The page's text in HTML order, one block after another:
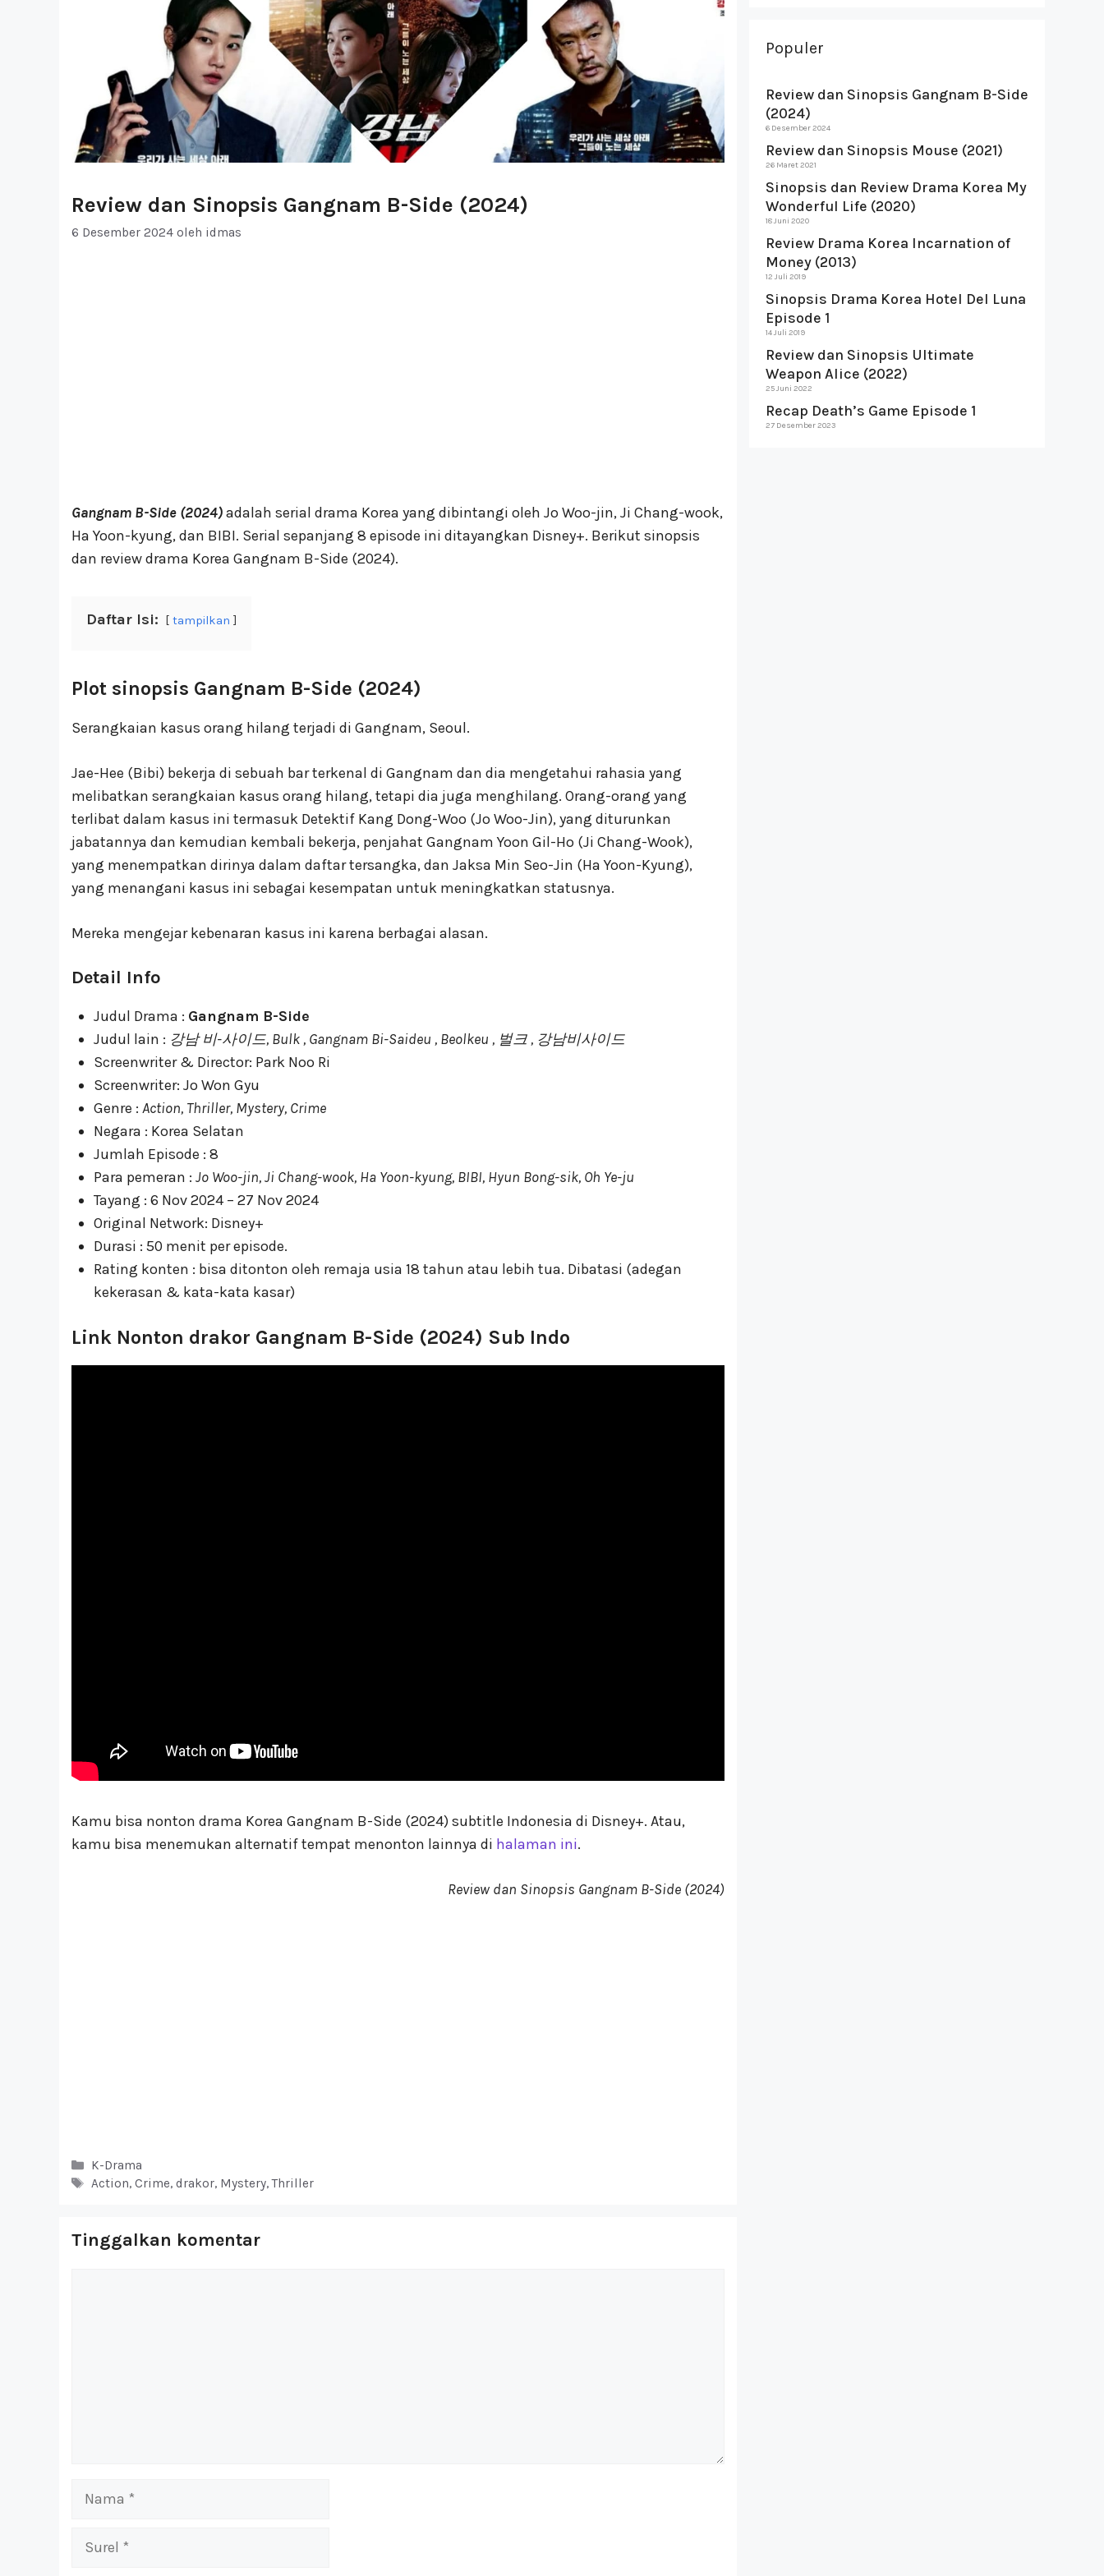
Review dan Sinopsis Gangnam B-Side (2024)
6 Desember 2024 oleh idmas
Gangnam B-Side (2024)adalah serial drama Korea yang dibintangi oleh Jo Woo-jin, Ji Chang-wook,
Ha Yoon-kyung, dan BIBI. Serial sepanjang 8 episode ini ditayangkan Disney+. Berikut sinopsis
dan review drama Korea Gangnam B-Side (2024).
Daftar Isi: tampilkan
Plot sinopsis Gangnam B-Side (2024)
Serangkaian kasus orang hilang terjadi di Gangnam, Seoul.
Jae-Hee (Bibi) bekerja di sebuah bar terkenal di Gangnam dan dia mengetahui rahasia yang
melibatkan serangkaian kasus orang hilang, tetapi dia juga menghilang. Orang-orang yang
terlibat dalam kasus ini termasuk Detektif Kang Dong-Woo (Jo Woo-Jin), yang diturunkan
jabatannya dan kemudian kembali bekerja, penjahat Gangnam Yoon Gil-Ho (Ji Chang-Wook),
yang menempatkan dirinya dalam daftar tersangka, dan Jaksa Min Seo-Jin (Ha Yoon-Kyung),
yang menangani kasus ini sebagai kesempatan untuk meningkatkan statusnya.
Mereka mengejar kebenaran kasus ini karena berbagai alasan.
Detail Info
Judul Drama : Gangnam B-Side
Judul lain : 강남 비-사이드, Bulk , Gangnam Bi-Saideu , Beolkeu , 벌크 , 강남비사이드
Screenwriter & Director: Park Noo Ri
Screenwriter: Jo Won Gyu
Genre : Action, Thriller, Mystery, Crime
Negara : Korea Selatan
Jumlah Episode : 8
Para pemeran : Jo Woo-jin, Ji Chang-wook, Ha Yoon-kyung, BIBI, Hyun Bong-sik, Oh Ye-ju
Tayang : 6 Nov 2024 – 27 Nov 2024
Original Network: Disney+
Durasi : 50 menit per episode.
Rating konten : bisa ditonton oleh remaja usia 18 tahun atau lebih tua. Dibatasi (adegan
kekerasan & kata-kata kasar)
Link Nonton drakor Gangnam B-Side (2024) Sub Indo
Kamu bisa nonton drama Korea Gangnam B-Side (2024) subtitle Indonesia di Disney+. Atau,
kamu bisa menemukan alternatif tempat menonton lainnya di halaman ini.
Review dan Sinopsis Gangnam B-Side (2024)
Kategori
K-Drama
Tag
Action,Crime,drakor, Mystery,Thriller
Tinggalkan komentar
Nama
Surel
Populer
Review dan Sinopsis Gangnam B-Side
(2024)
6 Desember 2024
Review dan Sinopsis Mouse (2021)
26 Maret 2021
Sinopsis dan Review Drama Korea My
Wonderful Life (2020)
18 Juni 2020
Review Drama Korea Incarnation of
Money (2013)
12 Juli 2019
Sinopsis Drama Korea Hotel Del Luna
Episode 1
14 Juli 2019
Review dan Sinopsis Ultimate
Weapon Alice (2022)
25 Juni 2022
Recap Death’s Game Episode 1
27 Desember 2023